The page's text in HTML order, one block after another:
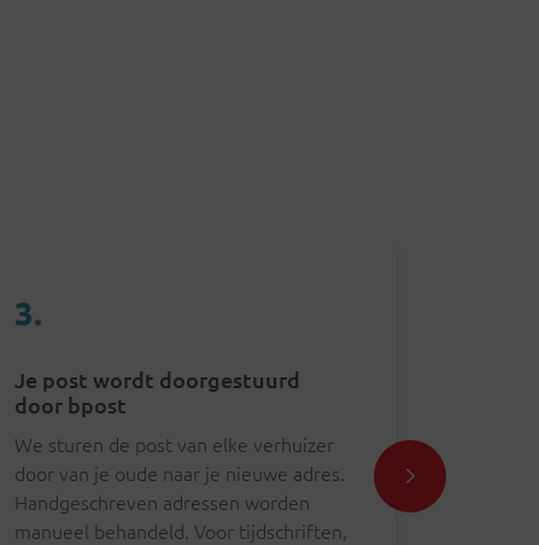
3.
Je post wordt doorgestuurd
door bpost
We sturen de post van elke verhuizer
door van je oude naar je nieuwe adres.
Handgeschreven adressen worden
manueel behandeld. Voor tijdschriften,